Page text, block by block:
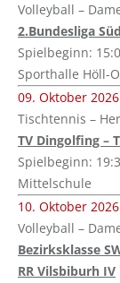
Volleyball –
2.Bundesliga
Spielbeginn:
Sporthalle Höll-
09. Oktober 2026
Tischtennis –
TV Dingolfing –
Spielbeginn:
Mittelschule
10. Oktober 2026
Volleyball –
Bezirksklasse
RR Vilsbiburh IV